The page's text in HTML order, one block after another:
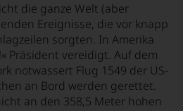
die ganze Welt (aber
Ereignisse, die vor knapp
sorgten. In Amerika
Präsident vereidigt. Auf dem
notwassert Flug 1549 der US-
an Bord werden gerettet.
an den 358,5 Meter hohen